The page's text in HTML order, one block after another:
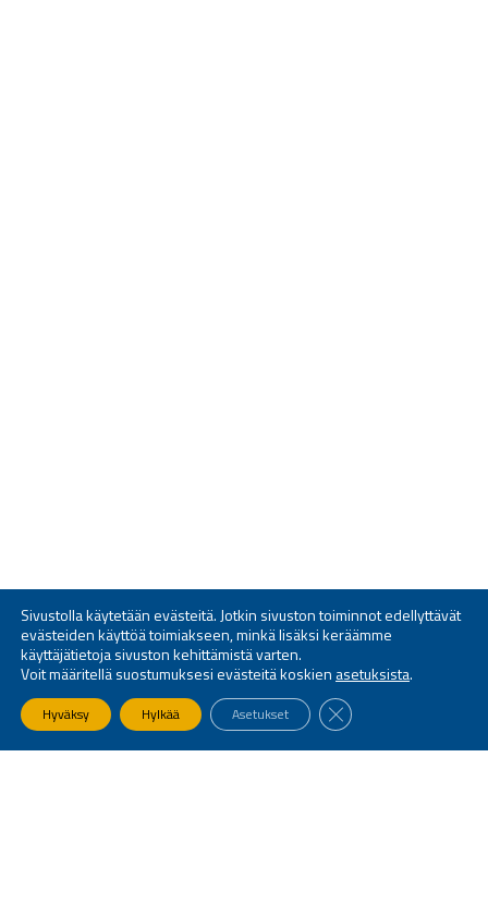
Sivustolla käytetään evästeitä. Jotkin sivuston toiminnot edellyttävät
evästeiden käyttöä toimiakseen, minkä lisäksi keräämme
käyttäjätietoja sivuston kehittämistä varten.
Voit määritellä suostumuksesi evästeitä koskien asetuksista.
Hyväksy Hylkää Asetukset SULJE